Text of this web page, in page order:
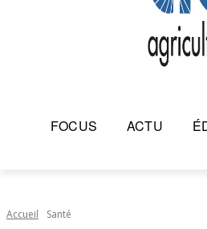
FOCUS ACTU
Accueil Santé